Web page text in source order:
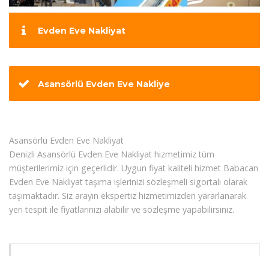
Evden Eve Nakliyat
Asansörlü Evden Eve Nakliye
Asansörlü Evden Eve Nakliyat
Denizli Asansörlü Evden Eve Nakliyat hizmetimiz tüm
müşterilerimiz için geçerlidir. Uygun fiyat kaliteli hizmet Babacan
Evden Eve Nakliyat taşıma işlerinizi sözleşmeli sigortalı olarak
taşımaktadır. Siz arayın ekspertiz hizmetimizden yararlanarak
yeri tespit ile fiyatlarınızı alabilir ve sözleşme yapabilirsiniz.